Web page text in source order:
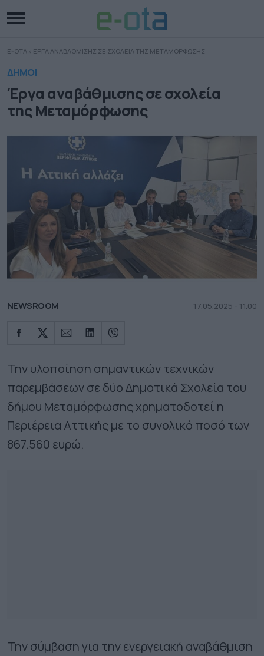
E-OTA » ΕΡΓΑ ΑΝΑΒΑΘΜΙΣΗΣ ΣΕ ΣΧΟΛΕΙΑ ΤΗΣ ΜΕΤΑΜΟΡΦΩΣΗΣ
ΔΗΜΟΙ
Έργα αναβάθμισης σε σχολεία
της Μεταμόρφωσης
NEWSROOM 17.05.2025 - 11.00
Την υλοποίηση σημαντικών τεχνικών
παρεμβάσεων σε δύο Δημοτικά Σχολεία του
δήμου Μεταμόρφωσης χρηματοδοτεί η
Περιέρεια Αττικής με το συνολικό ποσό των
867.560 ευρώ.
Την σύμβαση για την ενεργειακή αναβάθμιση